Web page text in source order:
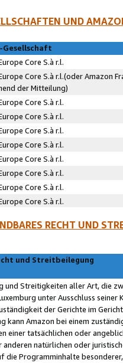
UND
Gesellschaft
Core S.à r.l.
Core S.à r.l.(oder Amazon
der Mitteilung)
Core S.à r.l.
Core S.à r.l.
Core S.à r.l.
Core S.à r.l.
Core S.à r.l.
Core S.à r.l.
Core S.à r.l.
Core S.à r.l.
RECHT UND
und Streitbeilegung
und Streitigkeiten aller Art, die
unter Ausschluss
der Gerichte im
kann Amazon bei einem
einer tatsächlichen oder
anderen natürlichen oder
die Programminhalte